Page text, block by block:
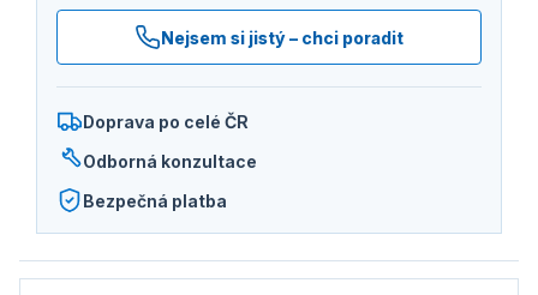
Nejsem si jistý – chci poradit
Doprava po celé ČR
Odborná konzultace
Bezpečná platba